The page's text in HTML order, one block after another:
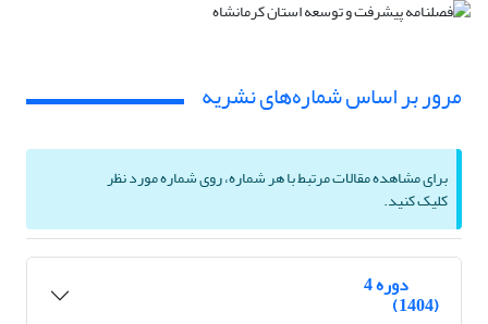
مرور بر اساس شماره‌های نشریه
برای مشاهده مقالات مرتبط با هر شماره، روی شماره مورد نظر
کلیک کنید.
دوره 4
(1404)